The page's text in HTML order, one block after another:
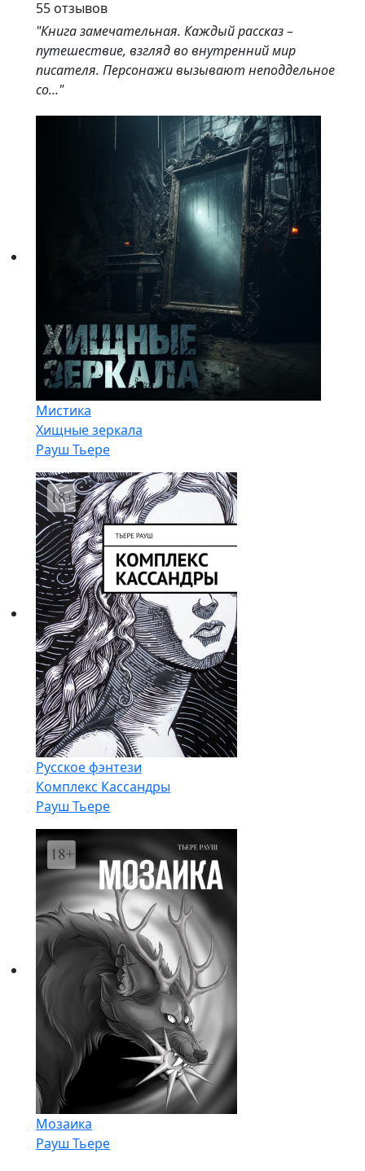
55 отзывов
"Книга замечательная. Каждый рассказ –
путешествие, взгляд во внутренний мир
писателя. Персонажи вызывают неподдельное
со..."
Мистика
Хищные зеркала
Рауш Тьере
Русское фэнтези
Комплекс Кассандры
Рауш Тьере
Мозаика
Рауш Тьере